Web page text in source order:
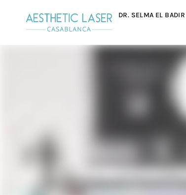
DR. SELMA EL BADIR